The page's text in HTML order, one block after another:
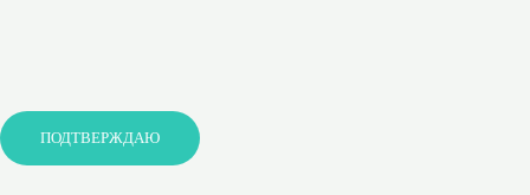
ПОДТВЕРЖДАЮ